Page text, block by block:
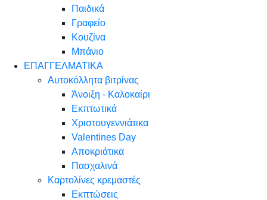
Παιδικά
Γραφείο
Κουζίνα
Μπάνιο
ΕΠΑΓΓΕΛΜΑΤΙΚΑ
Αυτοκόλλητα βιτρίνας
Άνοιξη - Καλοκαίρι
Εκπτωτικά
Χριστουγεννιάτικα
Valentines Day
Αποκριάτικα
Πασχαλινά
Καρτολίνες κρεμαστές
Εκπτώσεις